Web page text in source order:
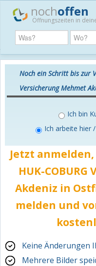
nochoffen
Öffnungszeiten in
Noch ein Schritt bis zur
Versicherung Mehmet
Ich bin
Ich arbeite hier
Jetzt
HUK-
Akdeniz in
melden und
Keine Änderungen
Mehrere Bilder